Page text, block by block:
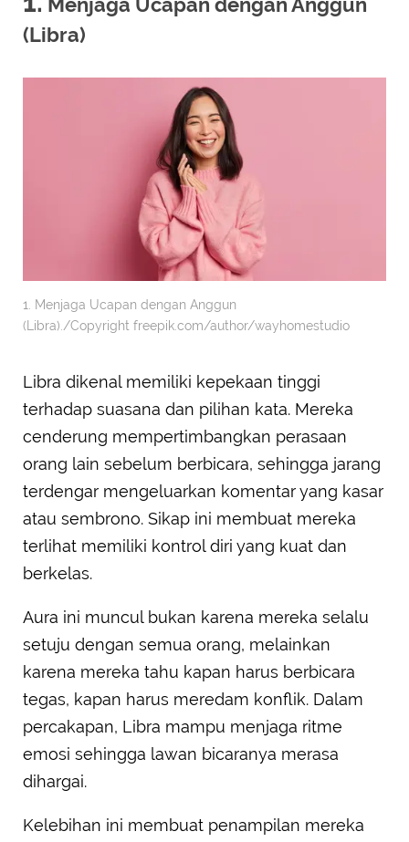
(Libra)
1. Menjaga Ucapan dengan Anggun
(Libra)./Copyright freepik.com/author/wayhomestudio
Libra dikenal memiliki kepekaan tinggi
terhadap suasana dan pilihan kata. Mereka
cenderung mempertimbangkan perasaan
orang lain sebelum berbicara, sehingga jarang
terdengar mengeluarkan komentar yang kasar
atau sembrono. Sikap ini membuat mereka
terlihat memiliki kontrol diri yang kuat dan
berkelas.
Aura ini muncul bukan karena mereka selalu
setuju dengan semua orang, melainkan
karena mereka tahu kapan harus berbicara
tegas, kapan harus meredam konflik. Dalam
percakapan, Libra mampu menjaga ritme
emosi sehingga lawan bicaranya merasa
dihargai.
Kelebihan ini membuat penampilan mereka